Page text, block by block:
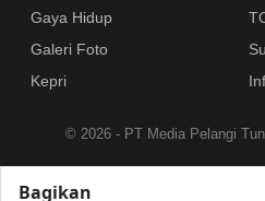
Bagikan
Gaya Hidup
Galeri Foto
Kepri
© 2026 - PT Media Pelangi